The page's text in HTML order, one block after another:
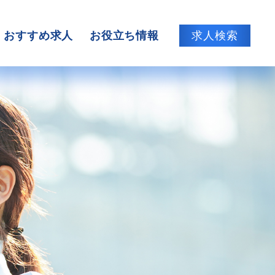
おすすめ求人 お役立ち情報 求人検索